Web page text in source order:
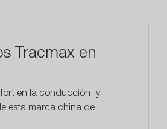
Tracmax en
en la conducción, y
esta marca china de